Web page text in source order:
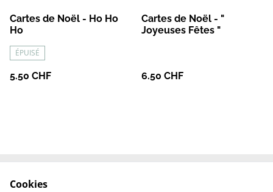
Cartes de Noël - Ho Ho
Ho
ÉPUISÉ
5.50 CHF
Cartes de Noël - "
Joyeuses Fêtes "
6.50 CHF
Le site de l'Artélys
Cookies